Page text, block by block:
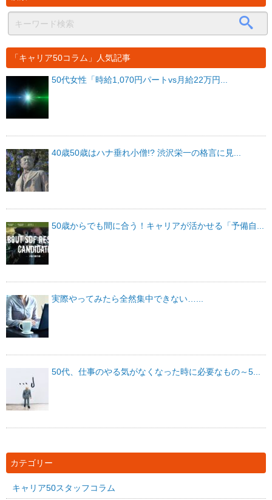
「キャリア50コラム」人気記事
50代女性「時給1,070円パートvs月給22万円...
40歳50歳はハナ垂れ小僧!? 渋沢栄一の格言に見...
50歳からでも間に合う！キャリアが活かせる「予備自...
実際やってみたら全然集中できない…...
50代、仕事のやる気がなくなった時に必要なもの～5...
カテゴリー
キャリア50スタッフコラム